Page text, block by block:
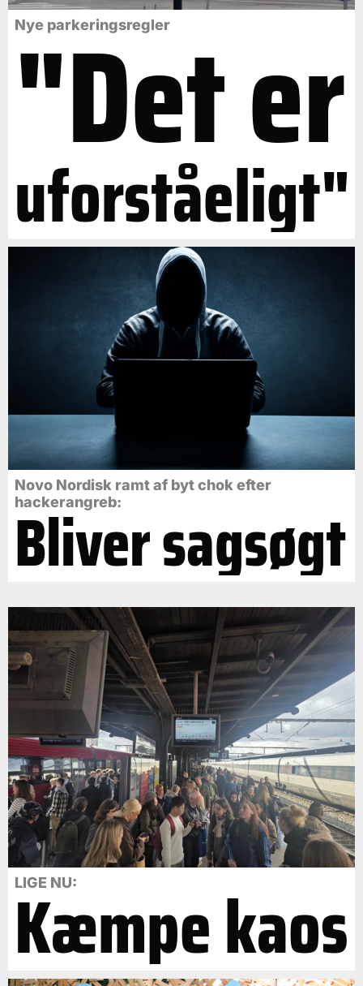
Nye parkeringsregler
"Det er
uforståeligt"
Novo Nordisk ramt af byt chok efter
hackerangreb:
Bliver sagsøgt
LIGE NU:
Kæmpe kaos